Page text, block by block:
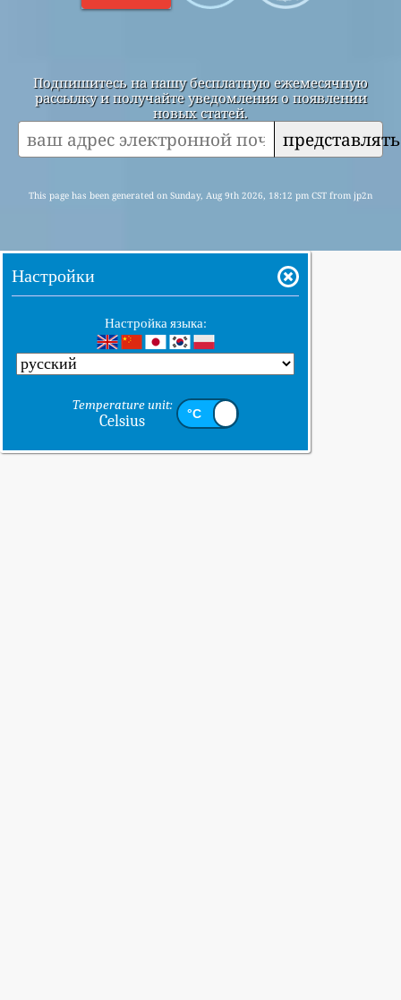
Подпишитесь на нашу бесплатную ежемесячную
рассылку и получайте уведомления о появлении
новых статей.
This page has been generated on Sunday, Aug 9th 2026, 18:12 pm CST from jp2n
Настройки
Настройка языка:
Temperature unit:
Celsius